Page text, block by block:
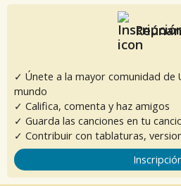
✓ Únete a la mayor comunidad de
mundo
✓ Califica, comenta y haz amigos
✓ Guarda las canciones en tu
✓ Contribuir con tablaturas,